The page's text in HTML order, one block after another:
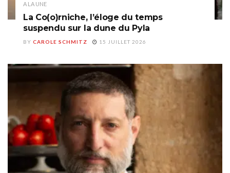
A LA UNE
La Co(o)rniche, l’éloge du temps
suspendu sur la dune du Pyla
BY CAROLE SCHMITZ 15 JUILLET 2026